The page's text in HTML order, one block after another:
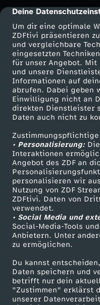
cmp-dialog-
Deine
Um dir eine optimale
ZDFtivi präsentieren
und vergleichbare
eingesetzten
für unser Angebot.
und unsere
Informationen auf
abrufen. Dabei geben
Einwilligung nicht an
direkten Dienstleister
Daten auch nicht zu
• Personalisierung:Die
Interaktionen
Angebot des ZDF an
personalisieren wir
Nutzung von ZDF
ZDFtivi. Daten von
verwendet.
• Social Media und
Social-Media-Tools
Anbietern. Unter
zu ermöglichen.
Du kannst
Daten speichern und
betrifft nur dein
"Zustimmen" erklärst
unserer
Mehr ZDF
ZDF-Apps
Smart TV
ZDFtext
Livestreams
Sendungen A-Z
TV-Programm
ZDF Unternehmen
Karriere
ZDF goes Schule
Werbefernsehen
Mainzelmännchen